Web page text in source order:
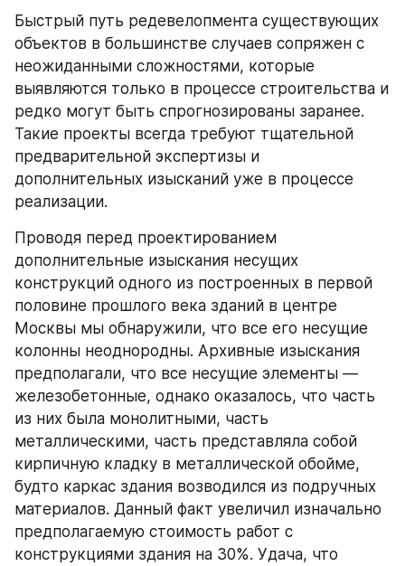
Быстрый путь редевелопмента существующих
объектов в большинстве случаев сопряжен с
неожиданными сложностями, которые
выявляются только в процессе строительства и
редко могут быть спрогнозированы заранее.
Такие проекты всегда требуют тщательной
предварительной экспертизы и
дополнительных изысканий уже в процессе
реализации.
Проводя перед проектированием
дополнительные изыскания несущих
конструкций одного из построенных в первой
половине прошлого века зданий в центре
Москвы мы обнаружили, что все его несущие
колонны неоднородны. Архивные изыскания
предполагали, что все несущие элементы —
железобетонные, однако оказалось, что часть
из них была монолитными, часть
металлическими, часть представляла собой
кирпичную кладку в металлической обойме,
будто каркас здания возводился из подручных
материалов. Данный факт увеличил изначально
предполагаемую стоимость работ с
конструкциями здания на 30%. Удача, что